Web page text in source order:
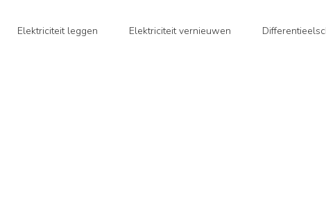
Elektriciteit leggen Elektriciteit vernieuwen